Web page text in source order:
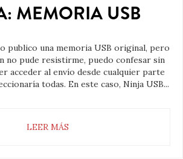
MEMORIA USB
publico una memoria USB original, pero
no pude resistirme, puedo confesar sin
acceder al envío desde cualquier parte
todas. En este caso, Ninja USB...
LEER MÁS